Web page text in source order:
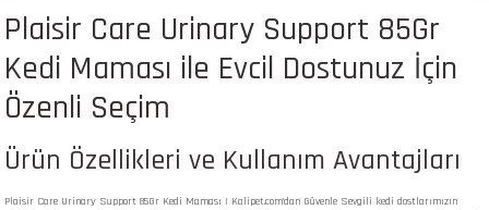
Plaisir Care Urinary Support 85Gr
Kedi Maması ile Evcil Dostunuz İçin
Özenli Seçim
Ürün Özellikleri ve Kullanım Avantajları
Plaisir Care Urinary Support 85Gr Kedi Maması | Kalipet.com'dan Güvenle Sevgili kedi dostlarımızın